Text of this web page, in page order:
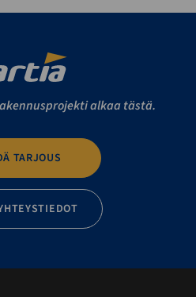
alkaa tästä.
TARJOUS